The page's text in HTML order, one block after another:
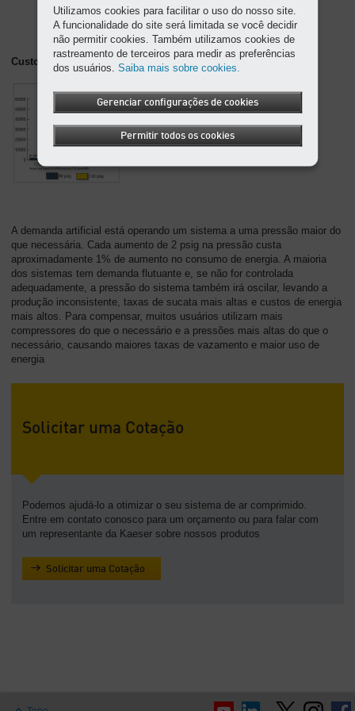
Custos de Vazamentos
A demanda artificial está operando um sistema a uma pressão maior do
que necessária. Cada aumento de 2 psig na pressão custa
aproximadamente 1% de aumento no consumo de energia. A maioria
dos sistemas tem demanda flutuante e, se não for controlada
adequadamente, a pressão do sistema também irá oscilar, levando a
produção inconsistente, taxas de sucata mais altas e custos de energia
mais altos. Para compensar, muitos usuários utilizam mais
compressores do que o necessário e a pressões mais altas do que o
necessário, causando maiores taxas de vazamento e maior uso de
energia
Solicitar uma Cotação
Podemos ajudá-lo a otimizar o seu sistema de ar comprimido.
Entre em contato conosco para um orçamento ou para falar com
um representante da Kaeser sobre nossos produtos
Solicitar uma Cotação
Utilizamos cookies para facilitar o uso do nosso site.
A funcionalidade do site será limitada se você decidir
não permitir cookies. Também utilizamos cookies de
rastreamento de terceiros para medir as preferências
dos usuários.Saiba mais sobre cookies.
Gerenciar configurações de cookies
Permitir todos os cookies